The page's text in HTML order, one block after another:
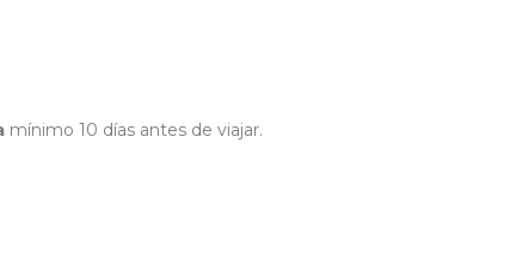
mínimo 10 días antes de viajar.